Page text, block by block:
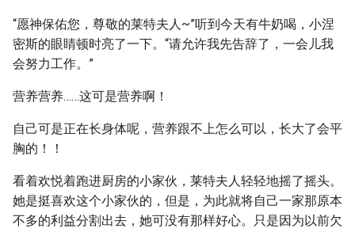
“愿神保佑您，尊敬的莱特夫人~”听到今天有牛奶喝，小涅
密斯的眼睛顿时亮了一下。“请允许我先告辞了，一会儿我
会努力工作。”
营养营养……这可是营养啊！
自己可是正在长身体呢，营养跟不上怎么可以，长大了会平
胸的！！
看着欢悦着跑进厨房的小家伙，莱特夫人轻轻地摇了摇头。
她是挺喜欢这个小家伙的，但是，为此就将自己一家那原本
不多的利益分割出去，她可没有那样好心。只是因为以前欠